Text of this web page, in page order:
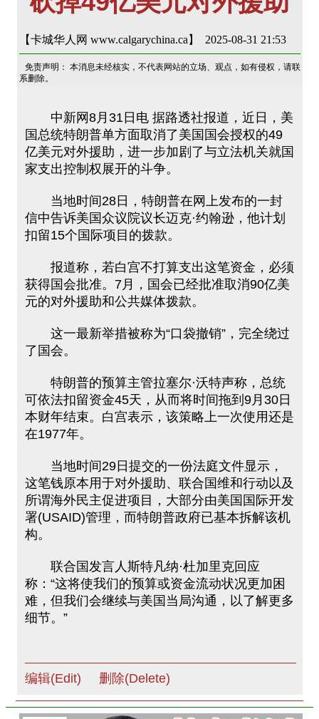
【卡城华人网 www.calgarychina.ca】 2025-08-31 21:53
免责声明： 本消息未经核实，不代表网站的立场、观点，如有侵权，请联
系删除。
中新网8月31日电 据路透社报道，近日，美
国总统特朗普单方面取消了美国国会授权的49
亿美元对外援助，进一步加剧了与立法机关就国
家支出控制权展开的斗争。
当地时间28日，特朗普在网上发布的一封
信中告诉美国众议院议长迈克·约翰逊，他计划
扣留15个国际项目的拨款。
报道称，若白宫不打算支出这笔资金，必须
获得国会批准。7月，国会已经批准取消90亿美
元的对外援助和公共媒体拨款。
这一最新举措被称为“口袋撤销”，完全绕过
了国会。
特朗普的预算主管拉塞尔·沃特声称，总统
可依法扣留资金45天，从而将时间拖到9月30日
本财年结束。白宫表示，该策略上一次使用还是
在1977年。
当地时间29日提交的一份法庭文件显示，
这笔钱原本用于对外援助、联合国维和行动以及
所谓海外民主促进项目，大部分由美国国际开发
署(USAID)管理，而特朗普政府已基本拆解该机
构。
联合国发言人斯特凡纳·杜加里克回应
称：“这将使我们的预算或资金流动状况更加困
难，但我们会继续与美国当局沟通，以了解更多
细节。”
编辑(Edit) 删除(Delete)